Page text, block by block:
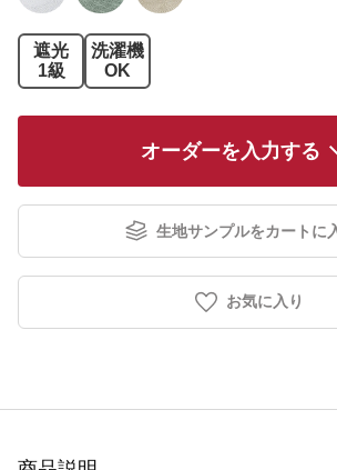
遮光
1級
洗濯機
OK
オーダーを入力する
生地サンプルをカートに
お気に入り